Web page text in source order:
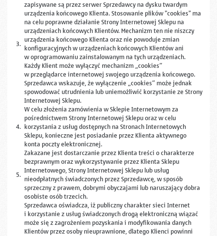
3.
zapisywane są przez serwer Sprzedawcy na dysku twardym
urządzenia końcowego Klienta. Stosowanie plików "cookies" ma
na celu poprawne działanie Strony Internetowej Sklepu na
urządzeniach końcowych Klientów. Mechanizm ten nie niszczy
urządzenia końcowego Klienta oraz nie powoduje zmian
konfiguracyjnych w urządzeniach końcowych Klientów ani
w oprogramowaniu zainstalowanym na tych urządzeniach.
Każdy Klient może wyłączyć mechanizm „cookies”
w przeglądarce internetowej swojego urządzenia końcowego.
Sprzedawca wskazuje, że wyłączenie „cookies” może jednak
spowodować utrudnienia lub uniemożliwić korzystanie ze Strony
Internetowej Sklepu.
4.
W celu złożenia zamówienia w Sklepie Internetowym za
pośrednictwem Strony Internetowej Sklepu oraz w celu
korzystania z usług dostępnych na Stronach Internetowych
Sklepu, konieczne jest posiadanie przez Klienta aktywnego
konta poczty elektronicznej.
5.
Zakazane jest dostarczanie przez Klienta treści o charakterze
bezprawnym oraz wykorzystywanie przez Klienta Sklepu
Internetowego, Strony Internetowej Sklepu lub usług
nieodpłatnych świadczonych przez Sprzedawcę, w sposób
sprzeczny z prawem, dobrymi obyczajami lub naruszający dobra
osobiste osób trzecich.
Sprzedawca oświadcza, iż publiczny charakter sieci Internet
i korzystanie z usług świadczonych drogą elektroniczną wiązać
może się z zagrożeniem pozyskania i modyfikowania danych
Klientów przez osoby nieuprawnione, dlatego Klienci powinni